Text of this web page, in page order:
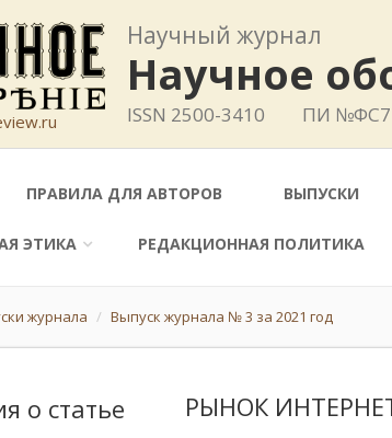
Научный журнал
Научное
ISSN 2500-3410 ПИ
ПРАВИЛА ДЛЯ АВТОРОВ ВЫПУСКИ
ЭТИКА РЕДАКЦИОННАЯ ПОЛИТИКА
журнала Выпуск журнала № 3 за 2021 год
о статье РЫНОК